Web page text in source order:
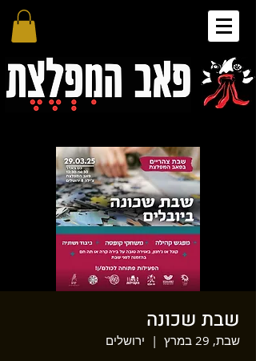
שבת שכונה
שבת, 29 במרץ
  |
ירושלים